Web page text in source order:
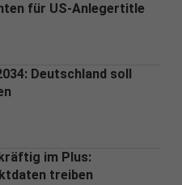
für US-Anlegertitle
Deutschland soll
im Plus:
treiben